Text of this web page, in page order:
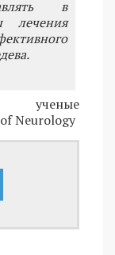
в
лечения
ученые
Neurology